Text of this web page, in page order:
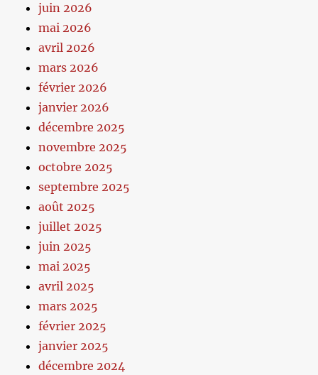
juin 2026
mai 2026
avril 2026
mars 2026
février 2026
janvier 2026
décembre 2025
novembre 2025
octobre 2025
septembre 2025
août 2025
juillet 2025
juin 2025
mai 2025
avril 2025
mars 2025
février 2025
janvier 2025
décembre 2024